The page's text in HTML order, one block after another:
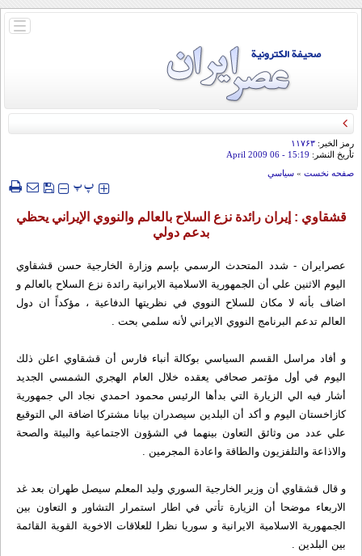
باز
رمز الخبر: ۱۱۷۶۳
تأريخ النشر: 15:19
- 06 April 2009
صفحه نخست » سياسي
‍‍‍ پپ
قشقاوي : إيران رائدة نزع السلاح بالعالم والنووي الإيراني يحظي
بدعم دولي
عصرایران - شدد المتحدث الرسمي بإسم وزارة الخارجية حسن قشقاوي
اليوم الاثنين علي أن الجمهورية الاسلامية الايرانية رائدة نزع السلاح بالعالم و
اضاف بأنه لا مكان للسلاح النووي في نظريتها الدفاعية ، مؤكداً ان دول
العالم تدعم البرنامج النووي الايراني لأنه سلمي بحت .
و أفاد مراسل القسم السياسي بوكالة أنباء فارس أن قشقاوي اعلن ذلك
اليوم في أول مؤتمر صحافي يعقده خلال العام الهجري الشمسي الجديد
أشار فيه الي الزيارة التي بدأها الرئيس محمود احمدي نجاد الي جمهورية
كازاخستان اليوم و أكد أن البلدين سيصدران بيانا مشتركا اضافة الي التوقيع
علي عدد من وثائق التعاون بينهما في الشؤون الاجتماعية والبيئة والصحة
والاذاعة والتلفزيون والطاقة واعادة المجرمين .
و قال قشقاوي أن وزير الخارجية السوري وليد المعلم سيصل طهران بعد غد
الاربعاء موضحا أن الزيارة تأتي في اطار استمرار التشاور و التعاون بين
الجمهورية الاسلامية الايرانية و سوريا نظرا للعلاقات الاخوية القوية القائمة
بين البلدين .